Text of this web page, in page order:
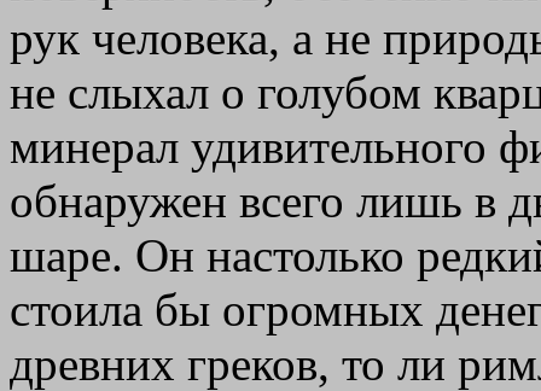
рук человека, а не
не слыхал о голубом
минерал удивительного
обнаружен всего лишь в
шаре. Он настолько
стоила бы огромных
древних греков, то ли